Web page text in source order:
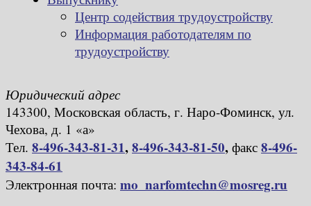
Центр содействия трудоустройству
Информация работодателям по
трудоустройству
Юридический адрес
143300, Московская область, г. Наро-Фоминск, ул.
Чехова, д. 1 «а»
Тел. 8-496-343-81-31,8-496-343-81-50, факс 8-496-
343-84-61
Электронная почта: mo_narfomtechn@mosreg.ru